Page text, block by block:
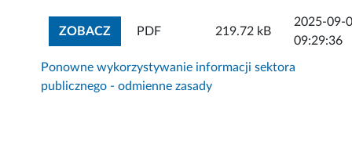
ZOBACZZOBACZ ZAŁĄCZNIK
PDF 219.72 kB
2025-09-
09:29:36
Ponowne wykorzystywanie informacji sektora
publicznego - odmienne zasady